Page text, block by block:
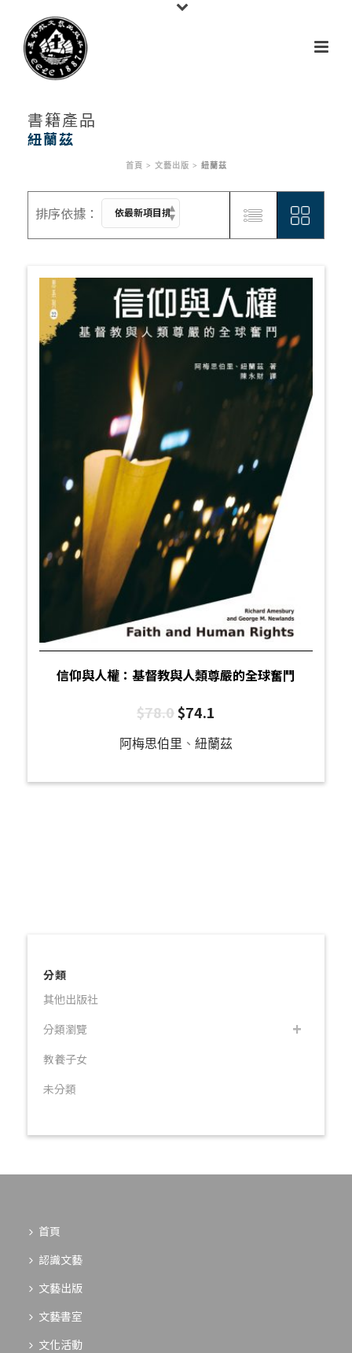
書籍產品
首頁 > 文藝出版 > 紐蘭茲
紐蘭茲
信仰與人權：基督教與人類尊嚴的全球奮鬥
$78.0$74.1
阿梅思伯里 、 紐蘭茲
分類
其他出版社
分類瀏覽
教養子女
未分類
首頁
認識文藝
文藝出版
文藝書室
文化活動